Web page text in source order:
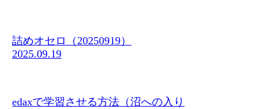
詰めオセロ（20250919）
2025.09.19
edaxで学習させる方法（沼への入り